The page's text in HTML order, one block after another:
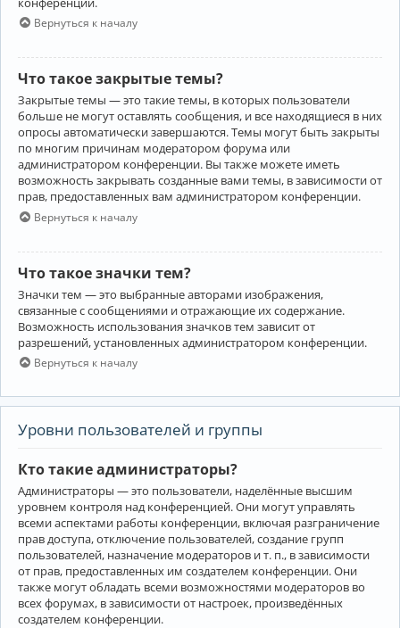
Вернуться к началу
Что такое закрытые темы?
Закрытые темы — это такие темы, в которых пользователи
больше не могут оставлять сообщения, и все находящиеся в них
опросы автоматически завершаются. Темы могут быть закрыты
по многим причинам модератором форума или
администратором конференции. Вы также можете иметь
возможность закрывать созданные вами темы, в зависимости от
прав, предоставленных вам администратором конференции.
Вернуться к началу
Что такое значки тем?
Значки тем — это выбранные авторами изображения,
связанные с сообщениями и отражающие их содержание.
Возможность использования значков тем зависит от
разрешений, установленных администратором конференции.
Вернуться к началу
Уровни пользователей и группы
Кто такие администраторы?
Администраторы — это пользователи, наделённые высшим
уровнем контроля над конференцией. Они могут управлять
всеми аспектами работы конференции, включая разграничение
прав доступа, отключение пользователей, создание групп
пользователей, назначение модераторов и т. п., в зависимости
от прав, предоставленных им создателем конференции. Они
также могут обладать всеми возможностями модераторов во
всех форумах, в зависимости от настроек, произведённых
создателем конференции.